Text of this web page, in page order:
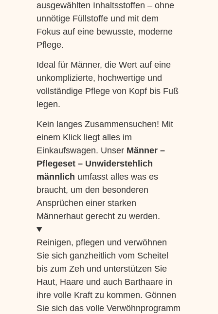
ausgewählten Inhaltsstoffen – ohne
unnötige Füllstoffe und mit dem
Fokus auf eine bewusste, moderne
Pflege.
Ideal für Männer, die Wert auf eine
unkomplizierte, hochwertige und
vollständige Pflege von Kopf bis Fuß
legen.
Kein langes Zusammensuchen! Mit
einem Klick liegt alles im
Einkaufswagen. Unser Männer –
Pflegeset – Unwiderstehlich
männlich umfasst alles was es
braucht, um den besonderen
Ansprüchen einer starken
Männerhaut gerecht zu werden.
Reinigen, pflegen und verwöhnen
Sie sich ganzheitlich vom Scheitel
bis zum Zeh und unterstützen Sie
Haut, Haare und auch Barthaare in
ihre volle Kraft zu kommen. Gönnen
Sie sich das volle Verwöhnprogramm